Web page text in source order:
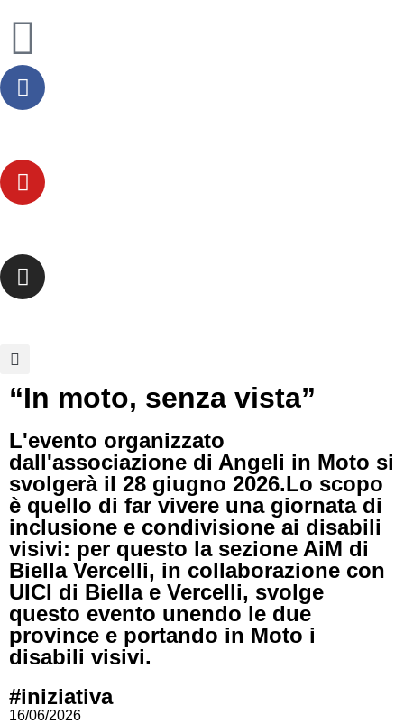
“In moto, senza vista”
L'evento organizzato
dall'associazione di Angeli in Moto si
svolgerà il 28 giugno 2026.Lo scopo
è quello di far vivere una giornata di
inclusione e condivisione ai disabili
visivi: per questo la sezione AiM di
Biella Vercelli, in collaborazione con
UICI di Biella e Vercelli, svolge
questo evento unendo le due
province e portando in Moto i
disabili visivi.
#iniziativa
16/06/2026